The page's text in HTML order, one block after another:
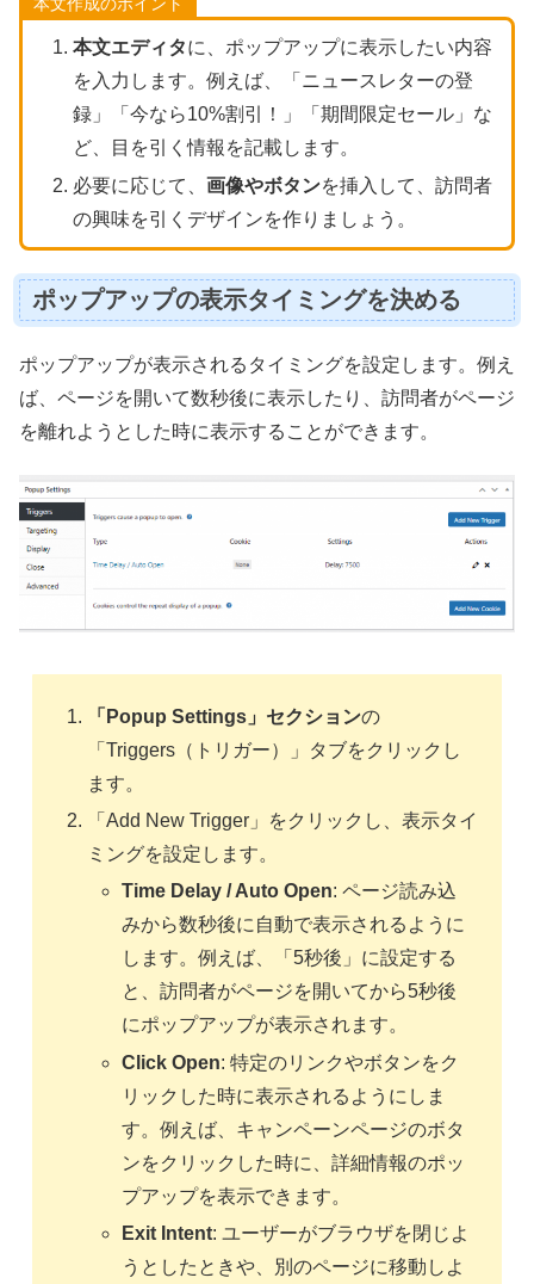
本文エディタに、ポップアップに表示したい内容
を入力します。例えば、「ニュースレターの登
録」「今なら10%割引！」「期間限定セール」な
ど、目を引く情報を記載します。
必要に応じて、 画像やボタンを挿入して、訪問者
の興味を引くデザインを作りましょう。
ポップアップの表示タイミングを決める
ポップアップが表示されるタイミングを設定します。例え
ば、ページを開いて数秒後に表示したり、訪問者がページ
を離れようとした時に表示することができます。
「Popup Settings」セクションの
「Triggers（トリガー）」タブをクリックし
ます。
「Add New Trigger」をクリックし、表示タイ
ミングを設定します。
Time Delay / Auto Open: ページ読み込
みから数秒後に自動で表示されるように
します。例えば、「5秒後」に設定する
と、訪問者がページを開いてから5秒後
にポップアップが表示されます。
Click Open: 特定のリンクやボタンをク
リックした時に表示されるようにしま
す。例えば、キャンペーンページのボタ
ンをクリックした時に、詳細情報のポッ
プアップを表示できます。
Exit Intent: ユーザーがブラウザを閉じよ
うとしたときや、別のページに移動しよ